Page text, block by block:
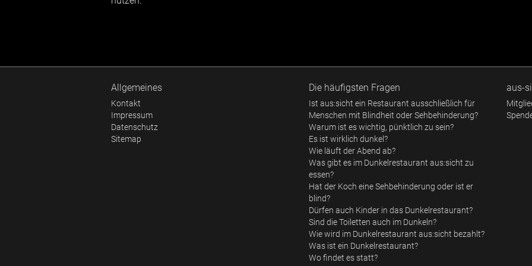
Allgemeines
Kontakt
Impressum
Datenschutz
Sitemap
Die häufigsten Fragen
Ist aus:sicht ein Restaurant ausschließlich für
Menschen mit Blindheit oder Sehbehinderung?
Warum ist es wichtig, pünktlich zu sein?
Es ist wirklich dunkel?
Wie läuft der Abend ab?
Was gibt es im Dunkelrestaurant aus:sicht zu
essen?
Hat der Koch eine Sehbehinderung oder ist er
blind?
Dürfen auch Kinder in das Dunkelrestaurant?
Sind die Toiletten auch im Dunkeln?
Wie wird im Dunkelrestaurant aus:sicht bezahlt?
Was ist ein Dunkelrestaurant?
Wo findet es statt?
aus-